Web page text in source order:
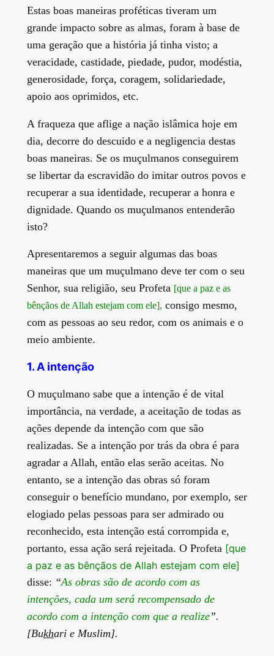
Estas boas maneiras proféticas tiveram um
grande impacto sobre as almas, foram à base de
uma geração que a história já tinha visto; a
veracidade, castidade, piedade, pudor, modéstia,
generosidade, força, coragem, solidariedade,
apoio aos oprimidos, etc.
A fraqueza que aflige a nação islâmica hoje em
dia, decorre do descuido e a negligencia destas
boas maneiras. Se os muçulmanos conseguirem
se libertar da escravidão do imitar outros povos e
recuperar a sua identidade, recuperar a honra e
dignidade. Quando os muçulmanos entenderão
isto?
Apresentaremos a seguir algumas das boas
maneiras que um muçulmano deve ter com o seu
Senhor, sua religião, seu Profeta [que a paz e as
bênçãos de Allah estejam com ele], consigo mesmo,
com as pessoas ao seu redor, com os animais e o
meio ambiente.
1.A intenção
O muçulmano sabe que a intenção é de vital
importância, na verdade, a aceitação de todas as
ações depende da intenção com que são
realizadas. Se a intenção por trás da obra é para
agradar a Allah, então elas serão aceitas. No
entanto, se a intenção das obras só foram
conseguir o benefício mundano, por exemplo, ser
elogiado pelas pessoas para ser admirado ou
reconhecido, esta intenção está corrompida e,
portanto, essa ação será rejeitada. O Profeta [que
a paz e as bênçãos de Allah estejam com ele]
disse: “As obras são de acordo com as
intenções, cada um será recompensado de
acordo com a intenção com que a realize”.
[Bukhari e Muslim].